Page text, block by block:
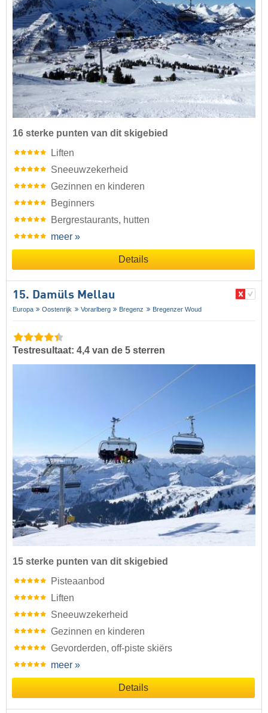
16 sterke punten van dit skigebied
Liften
Sneeuwzekerheid
Gezinnen en kinderen
Beginners
Bergrestaurants, hutten
meer »
Details
15. Damüls Mellau
Europa Oostenrijk Vorarlberg Bregenz Bregenzer Woud
Testresultaat: 4,4 van de 5 sterren
15 sterke punten van dit skigebied
Pisteaanbod
Liften
Sneeuwzekerheid
Gezinnen en kinderen
Gevorderden, off-piste skiërs
meer »
Details